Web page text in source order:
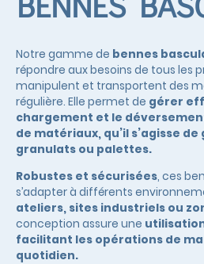
Notre gamme de bennes
répondre aux besoins de tous les
manipulent et transportent des
régulière. Elle permet de gérer
chargement et le
de matériaux, qu’il s’agisse
granulats ou palettes.
Robustes et sécurisées, ces
s’adapter à différents
ateliers, sites industriels ou
conception assure une
facilitant les opérations de
quotidien.